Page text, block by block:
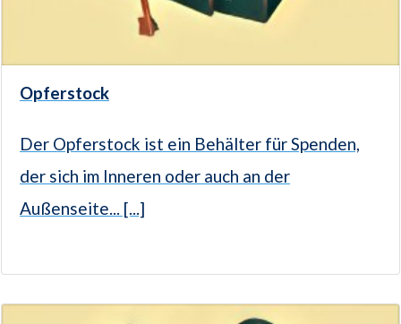
Opferstock
Der Opferstock ist ein Behälter für Spenden,
der sich im Inneren oder auch an der
Außenseite... [...]